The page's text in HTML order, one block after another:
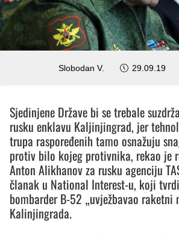
Slobodan V. 29.09.19
Sjedinjene Države bi se trebale
rusku enklavu Kaljinjingrad, jer
trupa raspoređenih tamo osnažuju
protiv bilo kojeg protivnika, rekao je
Anton Alikhanov za rusku agenciju
članak u National Interest-u, koji
bombarder B-52 „uvježbavao raketni
Kalinjingrada.